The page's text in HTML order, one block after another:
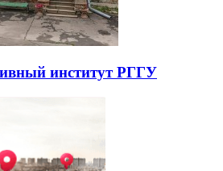
институт РГГУ